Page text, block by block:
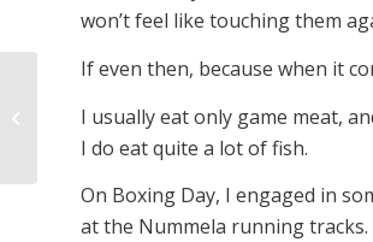
won’t feel like touching them
If even then, because when it
I usually eat only game meat,
I do eat quite a lot of fish.
On Boxing Day, I engaged in
at the Nummela running tracks.
Boxing Day (Only in Finnish)